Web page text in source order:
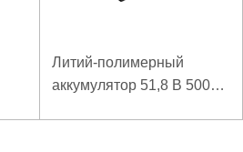
Литий-полимерный
аккумулятор 51,8 В 5000